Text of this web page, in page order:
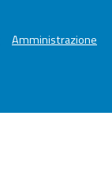
Amministrazione